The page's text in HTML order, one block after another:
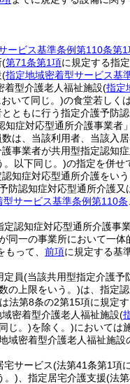
ービス基準条例第110条第1
(第71条第1項に規定する指
(指定地域密着型サービス基
着型介護老人福祉施設(指定
おいて同じ。)の食堂若しく
ともに行う指定介護予防
知症対応型通所介護事業者
は、当該利用者、当該入
事業者が共用型指定認知
。以下同じ。)の指定を併せ
知症対応型通所介護をい
防認知症対応型通所介護
型サービス基準条例第110条
認知症対応型通所介護
同一の事業所において一
って、 前項に規定する基
定員(当該共用型指定介護予
の上限をいう。)は、指定
法第8条の2第15項に規定
密着型介護老人福祉施設(
じ。)を除く。)においては
域密着型介護老人福祉施
宅サービス(法第41条第1項
。) 、指定居宅介護支援(法